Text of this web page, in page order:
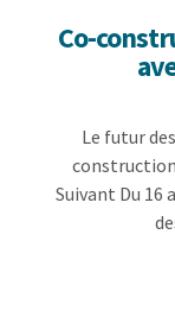
Co-
Le futur
construction
Suivant Du 16